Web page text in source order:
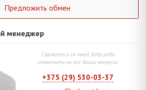
Предложить обмен
менеджер
Свяжитесь со мной, буду рада
ответить на все Ваши вопросы
+375 (29) 530-03-37